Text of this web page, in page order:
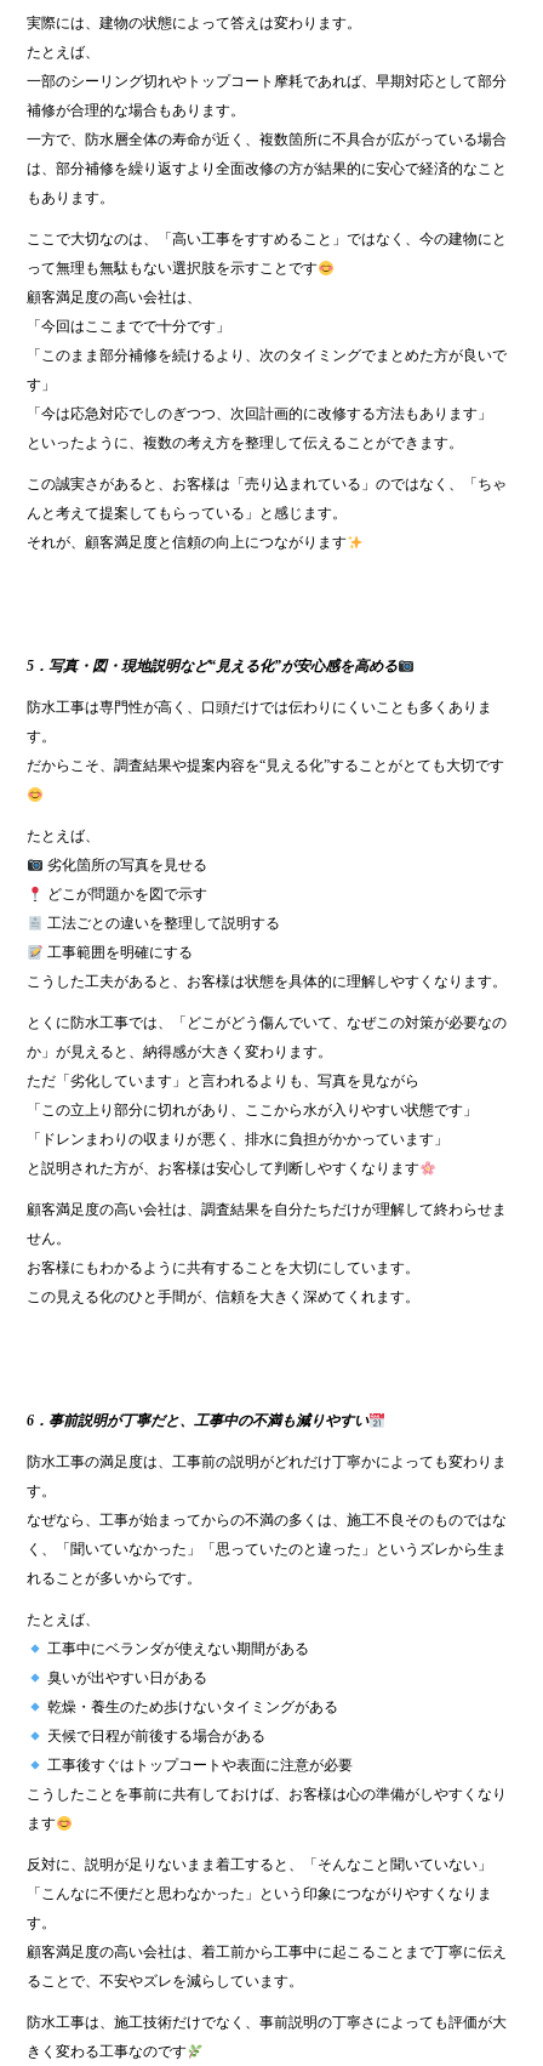
実際には、建物の状態によって答えは変わります。
たとえば、
一部のシーリング切れやトップコート摩耗であれば、早期対応として部分
補修が合理的な場合もあります。
一方で、防水層全体の寿命が近く、複数箇所に不具合が広がっている場合
は、部分補修を繰り返すより全面改修の方が結果的に安心で経済的なこと
もあります。
ここで大切なのは、「高い工事をすすめること」ではなく、今の建物にと
って無理も無駄もない選択肢を示すことです
顧客満足度の高い会社は、
「今回はここまでで十分です」
「このまま部分補修を続けるより、次のタイミングでまとめた方が良いで
す」
「今は応急対応でしのぎつつ、次回計画的に改修する方法もあります」
といったように、複数の考え方を整理して伝えることができます。
この誠実さがあると、お客様は「売り込まれている」のではなく、「ちゃ
んと考えて提案してもらっている」と感じます。
それが、顧客満足度と信頼の向上につながります
5．写真・図・現地説明など“見える化”が安心感を高める
防水工事は専門性が高く、口頭だけでは伝わりにくいことも多くありま
す。
だからこそ、調査結果や提案内容を“見える化”することがとても大切です
たとえば、
劣化箇所の写真を見せる
どこが問題かを図で示す
工法ごとの違いを整理して説明する
工事範囲を明確にする
こうした工夫があると、お客様は状態を具体的に理解しやすくなります。
とくに防水工事では、「どこがどう傷んでいて、なぜこの対策が必要なの
か」が見えると、納得感が大きく変わります。
ただ「劣化しています」と言われるよりも、写真を見ながら
「この立上り部分に切れがあり、ここから水が入りやすい状態です」
「ドレンまわりの収まりが悪く、排水に負担がかかっています」
と説明された方が、お客様は安心して判断しやすくなります
顧客満足度の高い会社は、調査結果を自分たちだけが理解して終わらせま
せん。
お客様にもわかるように共有することを大切にしています。
この見える化のひと手間が、信頼を大きく深めてくれます。
6．事前説明が丁寧だと、工事中の不満も減りやすい
防水工事の満足度は、工事前の説明がどれだけ丁寧かによっても変わりま
す。
なぜなら、工事が始まってからの不満の多くは、施工不良そのものではな
く、「聞いていなかった」「思っていたのと違った」というズレから生ま
れることが多いからです。
たとえば、
工事中にベランダが使えない期間がある
臭いが出やすい日がある
乾燥・養生のため歩けないタイミングがある
天候で日程が前後する場合がある
工事後すぐはトップコートや表面に注意が必要
こうしたことを事前に共有しておけば、お客様は心の準備がしやすくなり
ます
反対に、説明が足りないまま着工すると、「そんなこと聞いていない」
「こんなに不便だと思わなかった」という印象につながりやすくなりま
す。
顧客満足度の高い会社は、着工前から工事中に起こることまで丁寧に伝え
ることで、不安やズレを減らしています。
防水工事は、施工技術だけでなく、事前説明の丁寧さによっても評価が大
きく変わる工事なのです